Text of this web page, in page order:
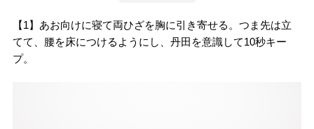
【1】あお向けに寝て両ひざを胸に引き寄せる。つま先は立
てて、腰を床につけるようにし、丹田を意識して10秒キー
プ。